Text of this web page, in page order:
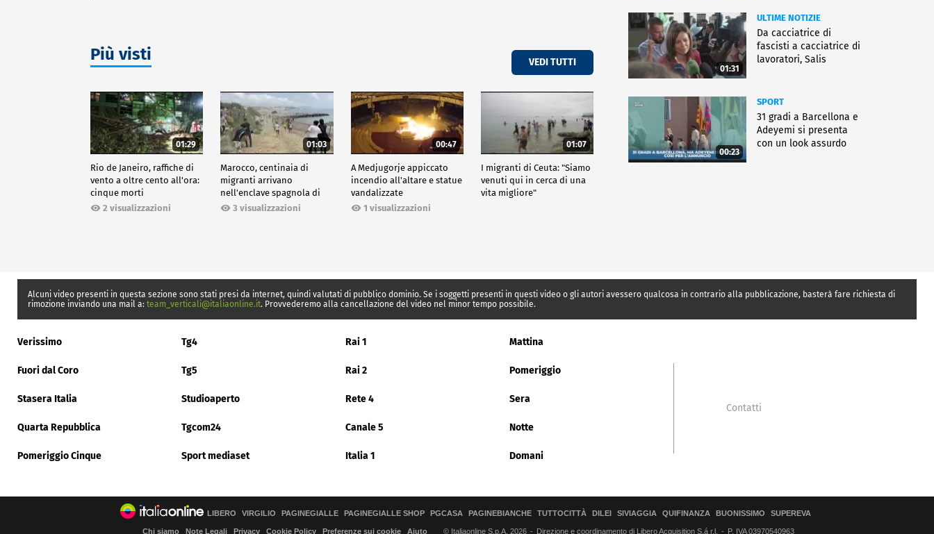
Più visti VEDI TUTTI
01:29
Rio de Janeiro, raffiche di
vento a oltre cento all'ora:
cinque morti
2 visualizzazioni
01:03
Marocco, centinaia di
migranti arrivano
nell'enclave spagnola di
Ceuta3 visualizzazioni
00:47
A Medjugorje appiccato
incendio all'altare e statue
vandalizzate
1 visualizzazioni
01:07
I migranti di Ceuta: "Siamo
venuti qui in cerca di una
vita migliore"
01:31
ULTIME NOTIZIE
Da cacciatrice di
fascisti a cacciatrice di
lavoratori, Salis
00:23
SPORT
31 gradi a Barcellona e
Adeyemi si presenta
con un look assurdo
Alcuni video presenti in questa sezione sono stati presi da internet, quindi valutati di pubblico dominio. Se i soggetti presenti in questi video o gli autori avessero qualcosa in contrario alla pubblicazione, basterà fare richiesta di
rimozione inviando una mail a: team_verticali@italiaonline.it. Provvederemo alla cancellazione del video nel minor tempo possibile.
Verissimo Tg4 Rai 1 Mattina
Fuori dal Coro Tg5 Rai 2 Pomeriggio
Stasera Italia Studioaperto Rete 4 Sera
Quarta Repubblica Tgcom24 Canale 5 Notte
Pomeriggio Cinque Sport mediaset Italia 1 Domani
Contatti
LIBERO VIRGILIO PAGINEGIALLE PAGINEGIALLE SHOP PGCASA PAGINEBIANCHE TUTTOCITTÀ DILEI SIVIAGGIA QUIFINANZA BUONISSIMO SUPEREVA
Chi siamo Note Legali Privacy Cookie Policy Preferenze sui cookie Aiuto © Italiaonline S.p.A. 2026 Direzione e coordinamento di Libero Acquisition S.á r.l. P. IVA 03970540963